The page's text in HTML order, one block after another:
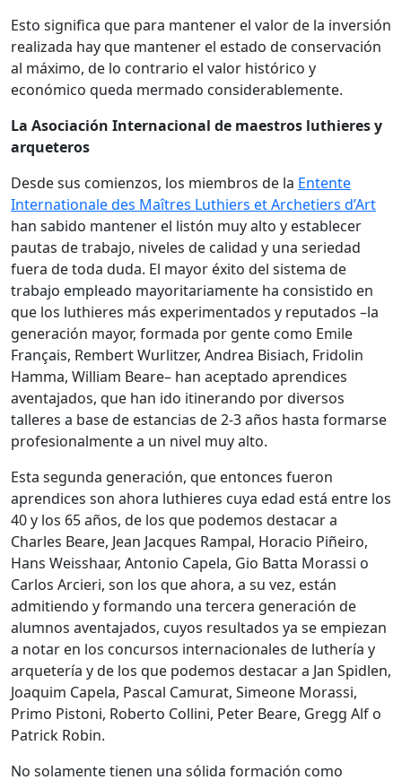
Esto significa que para mantener el valor de la inversión
realizada hay que mantener el estado de conservación
al máximo, de lo contrario el valor histórico y
económico queda mermado considerablemente.
La Asociación Internacional de maestros luthieres y
arqueteros
Desde sus comienzos, los miembros de la Entente
Internationale des Maîtres Luthiers et Archetiers d’Art
han sabido mantener el listón muy alto y establecer
pautas de trabajo, niveles de calidad y una seriedad
fuera de toda duda. El mayor éxito del sistema de
trabajo empleado mayoritariamente ha consistido en
que los luthieres más experimentados y reputados –la
generación mayor, formada por gente como Emile
Français, Rembert Wurlitzer, Andrea Bisiach, Fridolin
Hamma, William Beare– han aceptado aprendices
aventajados, que han ido itinerando por diversos
talleres a base de estancias de 2-3 años hasta formarse
profesionalmente a un nivel muy alto.
Esta segunda generación, que entonces fueron
aprendices son ahora luthieres cuya edad está entre los
40 y los 65 años, de los que podemos destacar a
Charles Beare, Jean Jacques Rampal, Horacio Piñeiro,
Hans Weisshaar, Antonio Capela, Gio Batta Morassi o
Carlos Arcieri, son los que ahora, a su vez, están
admitiendo y formando una tercera generación de
alumnos aventajados, cuyos resultados ya se empiezan
a notar en los concursos internacionales de luthería y
arquetería y de los que podemos destacar a Jan Spidlen,
Joaquim Capela, Pascal Camurat, Simeone Morassi,
Primo Pistoni, Roberto Collini, Peter Beare, Gregg Alf o
Patrick Robin.
No solamente tienen una sólida formación como